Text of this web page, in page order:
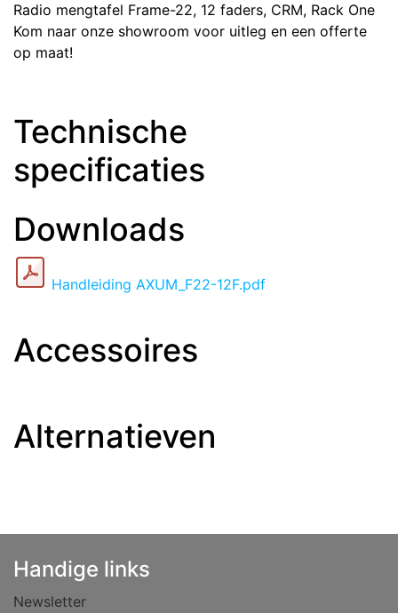
Radio mengtafel Frame-22, 12 faders, CRM, Rack One
Kom naar onze showroom voor uitleg en een offerte
op maat!
Technische
specificaties
Downloads
Handleiding AXUM_F22-12F.pdf
Accessoires
Alternatieven
Handige links
Newsletter